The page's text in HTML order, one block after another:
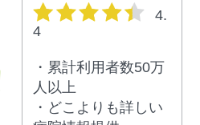
星の数
4.
4
・累計利用者数50万
人以上
・どこよりも詳しい